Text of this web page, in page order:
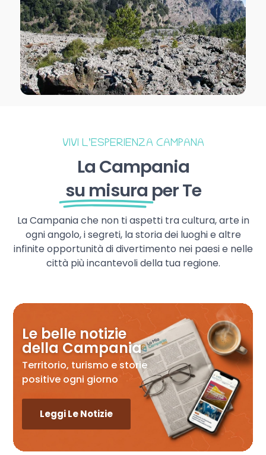
VIVI L’ESPERIENZA CAMPANA
La Campania
su misura per Te
La Campania che non ti aspetti tra cultura, arte in
ogni angolo, i segreti, la storia dei luoghi e altre
infinite opportunità di divertimento nei paesi e nelle
città più incantevoli della tua regione.
Le belle notizie
della Campania
Territorio, turismo e storie
positive ogni giorno
Leggi Le Notizie